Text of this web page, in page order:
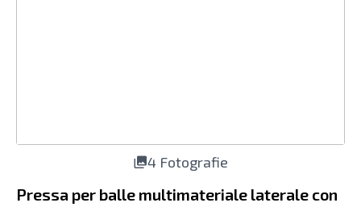
4 Fotografie
Pressa per balle multimateriale laterale con